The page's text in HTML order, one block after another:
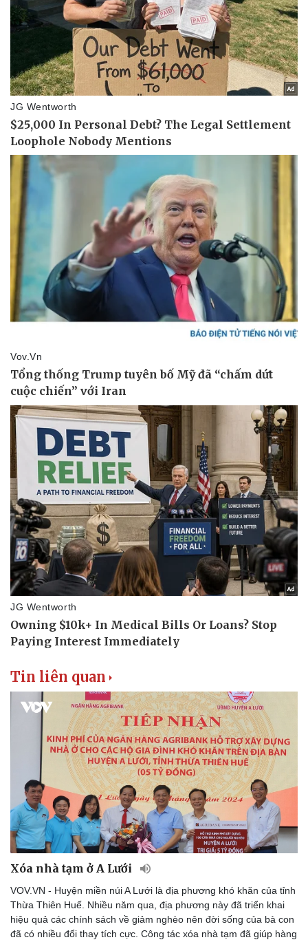
Phòng mạch online
Ăn sạch sống khỏe
Văn hóa
Sân khấu - Điện ảnh
Văn học
Âm nhạc
Di sản
Giải trí
Nghệ sĩ
Thời trang
Sao Việt
Tin liên quan
Xóa nhà tạm ở A Lưới
VOV.VN - Huyện miền núi A Lưới là địa phương khó khăn của tỉnh
Thừa Thiên Huế. Nhiều năm qua, địa phương này đã triển khai
hiệu quả các chính sách về giảm nghèo nên đời sống của bà con
đã có nhiều đổi thay tích cực. Công tác xóa nhà tạm đã giúp hàng